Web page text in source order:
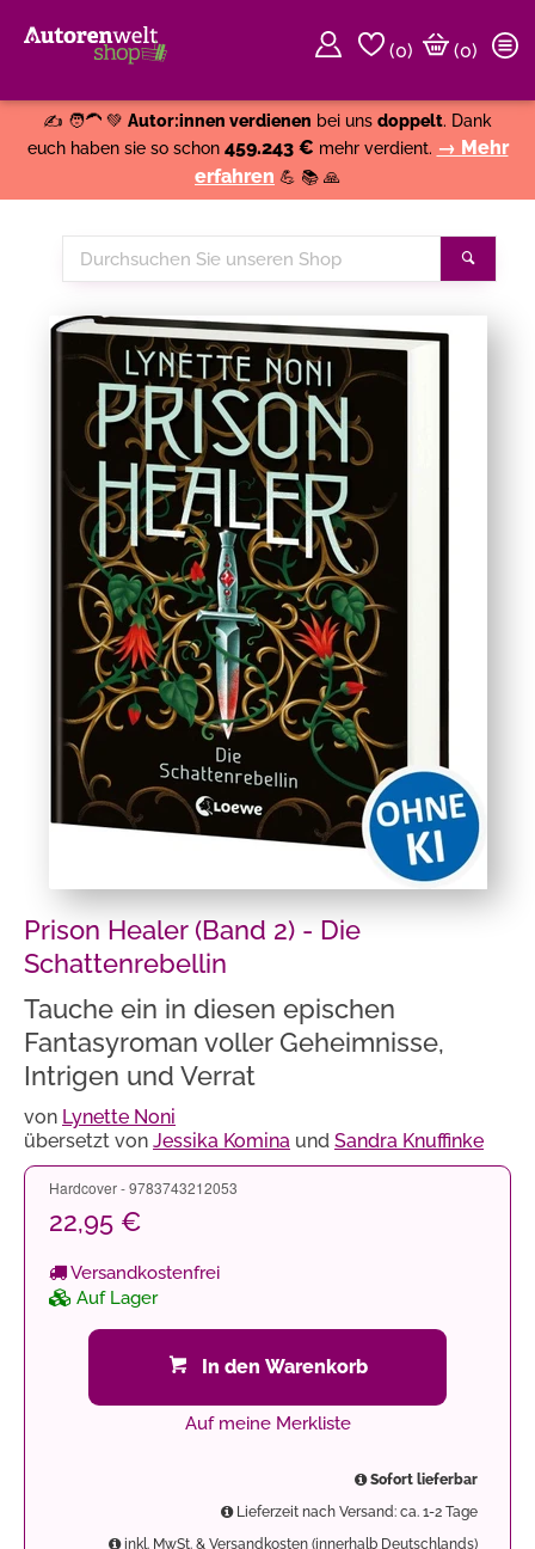
(0)
(0)
✍️ 🧑‍🦱 💚 Autor:innen verdienen bei uns doppelt. Dank
euch haben sie so schon 459.243 € mehr verdient. → Mehr
erfahren 💪 📚 🙏
Durchsuchen
Sie
Shop
Prison Healer (Band 2) - Die
Schattenrebellin
Tauche ein in diesen epischen
Fantasyroman voller Geheimnisse,
Intrigen und Verrat
von Lynette Noni
übersetzt von Jessika Komina und Sandra Knuffinke
Hardcover - 9783743212053
22,95 €
Versandkostenfrei
Auf Lager
In den Warenkorb
Auf meine Merkliste
Sofort lieferbar
Lieferzeit nach Versand: ca. 1-2 Tage
inkl. MwSt. & Versandkosten (innerhalb Deutschlands)